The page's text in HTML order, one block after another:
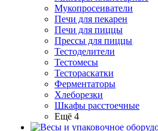
Мукопросеиватели
Печи для пекарен
Печи для пиццы
Прессы для пиццы
Тестоделители
Тестомесы
Тестораскатки
Ферментаторы
Хлеборезки
Шкафы расстоечные
Ещё 4